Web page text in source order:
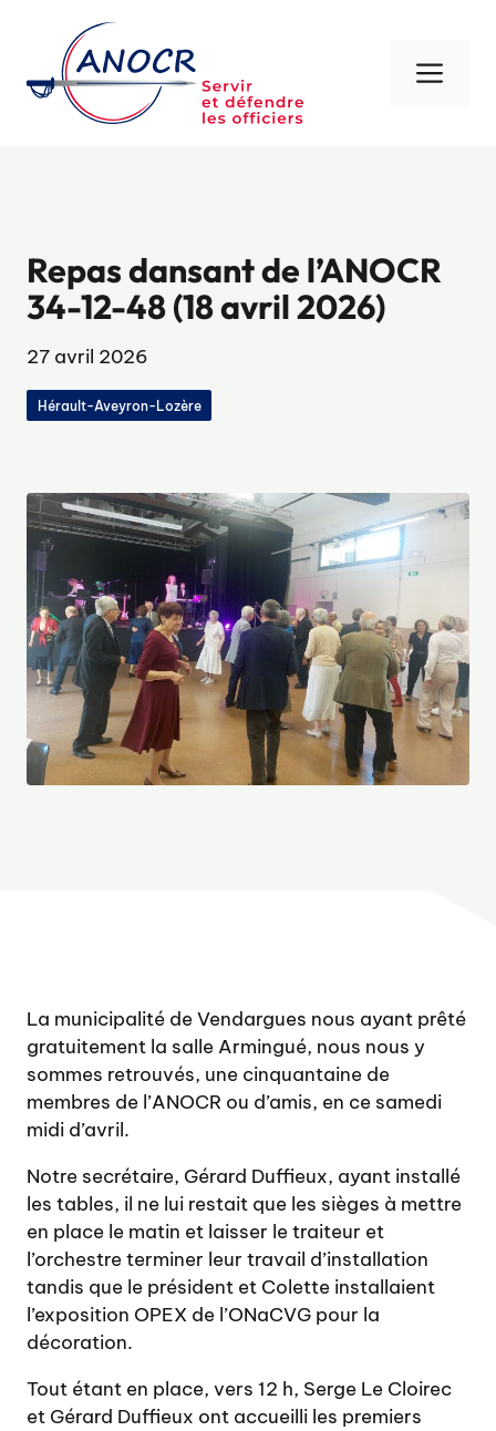
contenu
Repas dansant de l’ANOCR
34-12-48 (18 avril 2026)
27 avril 2026
Hérault-Aveyron-Lozère
La municipalité de Vendargues nous ayant prêté
gratuitement la salle Armingué, nous nous y
sommes retrouvés, une cinquantaine de
membres de l’ANOCR ou d’amis, en ce samedi
midi d’avril.
Notre secrétaire, Gérard Duffieux, ayant installé
les tables, il ne lui restait que les sièges à mettre
en place le matin et laisser le traiteur et
l’orchestre terminer leur travail d’installation
tandis que le président et Colette installaient
l’exposition OPEX de l’ONaCVG pour la
décoration.
Tout étant en place, vers 12 h, Serge Le Cloirec
et Gérard Duffieux ont accueilli les premiers